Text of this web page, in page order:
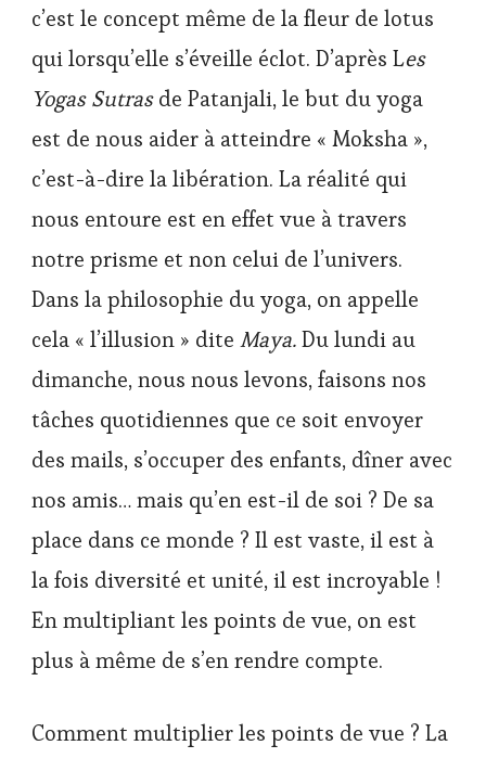
c’est le concept même de la fleur de lotus
qui lorsqu’elle s’éveille éclot. D’après Les
Yogas Sutrasde Patanjali, le but du yoga
est de nous aider à atteindre « Moksha »,
c’est-à-dire la libération. La réalité qui
nous entoure est en effet vue à travers
notre prisme et non celui de l’univers.
Dans la philosophie du yoga, on appelle
cela « l’illusion » dite Maya.Du lundi au
dimanche, nous nous levons, faisons nos
tâches quotidiennes que ce soit envoyer
des mails, s’occuper des enfants, dîner avec
nos amis… mais qu’en est-il de soi ? De sa
place dans ce monde ? Il est vaste, il est à
la fois diversité et unité, il est incroyable !
En multipliant les points de vue, on est
plus à même de s’en rendre compte.
Comment multiplier les points de vue ? La